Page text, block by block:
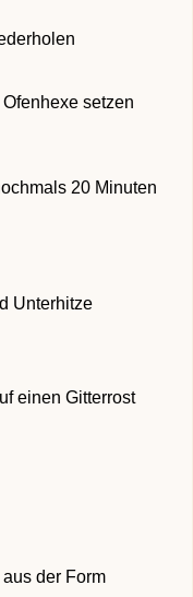
setzen
20 Minuten
Unterhitze
einen Gitterrost
der Form